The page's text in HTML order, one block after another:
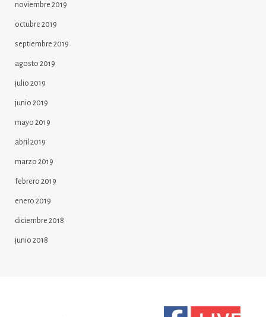
noviembre 2019
octubre 2019
septiembre 2019
agosto 2019
julio 2019
junio 2019
mayo 2019
abril 2019
marzo 2019
febrero 2019
enero 2019
diciembre 2018
junio 2018